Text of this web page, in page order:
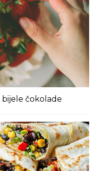
čokolade